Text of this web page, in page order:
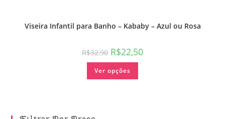
Viseira Infantil para Banho – Kababy – Azul ou Rosa
R$32,90 R$22,50
Ver opções